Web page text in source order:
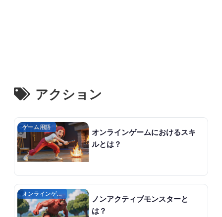
アクション
ゲーム用語
オンラインゲームにおけるスキ
ルとは？
オンラインゲームのプレイに関する用語
ノンアクティブモンスターと
は？